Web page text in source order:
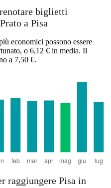
biglietti
a Pisa
economici possono essere
o 6,12 € in media. Il
a 7,50 €.
raggiungere Pisa in